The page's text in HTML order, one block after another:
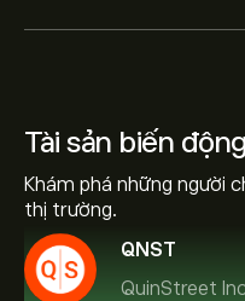
Tài sản biến
Khám phá những người
thị trường.
QNST
QuinStreet